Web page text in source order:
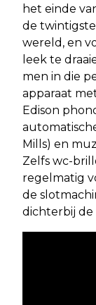
het einde
de twintigste
wereld, en
leek te
men in die
apparaat
Edison
Mills) en
Zelfs wc-
regelmatig
de
dichterbij de